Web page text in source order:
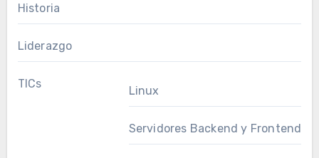
Historia
Liderazgo
TICs
Linux
Servidores Backend y Frontend